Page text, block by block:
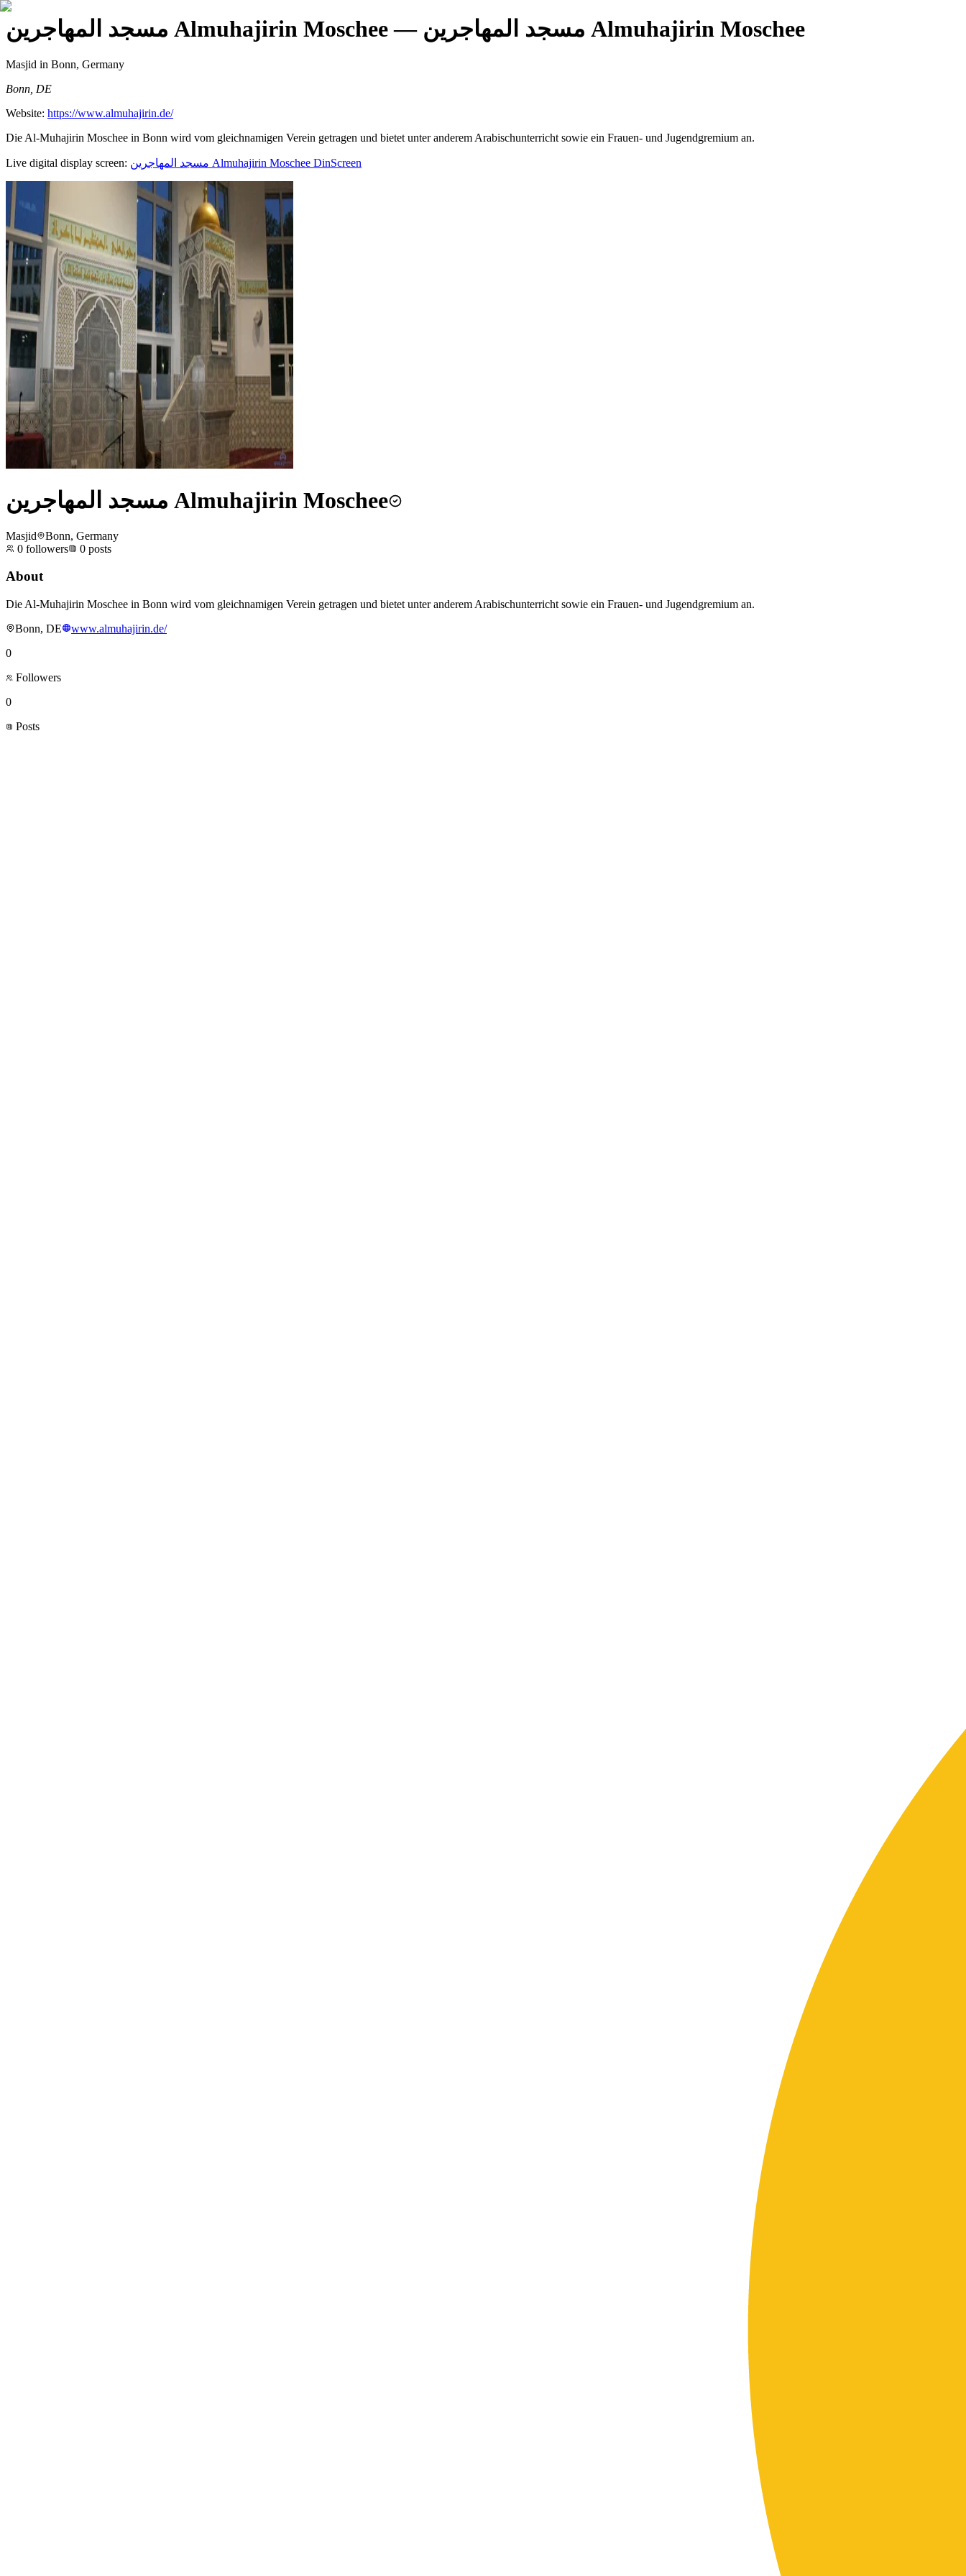
مسجد المهاجرين Almuhajirin Moschee — مسجد المهاجرين Almuhajirin Moschee
Masjid in Bonn, Germany
Bonn, DE
Website: https://www.almuhajirin.de/
Die Al-Muhajirin Moschee in Bonn wird vom gleichnamigen Verein getragen und bietet unter anderem Arabischunterricht sowie ein Frauen- und Jugendgremium an.
Live digital display screen: مسجد المهاجرين Almuhajirin Moschee DinScreen
مسجد المهاجرين Almuhajirin Moschee
Masjid
Bonn, Germany
0 followers 0 posts
About
Die Al-Muhajirin Moschee in Bonn wird vom gleichnamigen Verein getragen und bietet unter anderem Arabischunterricht sowie ein Frauen- und Jugendgremium an.
Bonn, DE
www.almuhajirin.de/
0
Followers
0
Posts